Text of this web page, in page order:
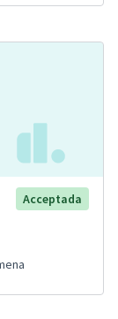
Acceptada